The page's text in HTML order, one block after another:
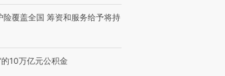
险覆盖全国 筹资和服务给予将持
的10万亿元公积金